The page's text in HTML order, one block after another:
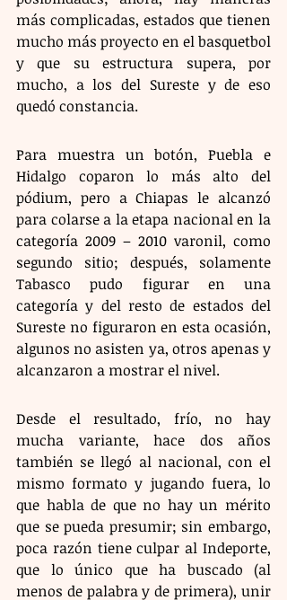
más complicadas, estados que tienen
mucho más proyecto en el basquetbol
y que su estructura supera, por
mucho, a los del Sureste y de eso
quedó constancia.
Para muestra un botón, Puebla e
Hidalgo coparon lo más alto del
pódium, pero a Chiapas le alcanzó
para colarse a la etapa nacional en la
categoría 2009 – 2010 varonil, como
segundo sitio; después, solamente
Tabasco pudo figurar en una
categoría y del resto de estados del
Sureste no figuraron en esta ocasión,
algunos no asisten ya, otros apenas y
alcanzaron a mostrar el nivel.
Desde el resultado, frío, no hay
mucha variante, hace dos años
también se llegó al nacional, con el
mismo formato y jugando fuera, lo
que habla de que no hay un mérito
que se pueda presumir; sin embargo,
poca razón tiene culpar al Indeporte,
que lo único que ha buscado (al
menos de palabra y de primera), unir